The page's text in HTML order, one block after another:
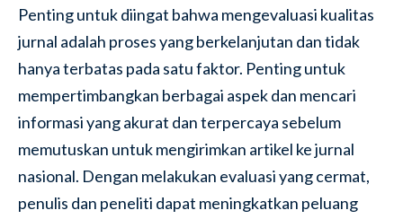
Penting untuk diingat bahwa mengevaluasi kualitas
jurnal adalah proses yang berkelanjutan dan tidak
hanya terbatas pada satu faktor. Penting untuk
mempertimbangkan berbagai aspek dan mencari
informasi yang akurat dan terpercaya sebelum
memutuskan untuk mengirimkan artikel ke jurnal
nasional. Dengan melakukan evaluasi yang cermat,
penulis dan peneliti dapat meningkatkan peluang